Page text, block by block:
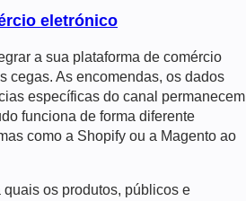
eletrónico
a sua plataforma de comércio
cegas. As encomendas, os dados
específicas do canal permanecem
funciona de forma diferente
como a Shopify ou a Magento ao
os produtos, públicos e